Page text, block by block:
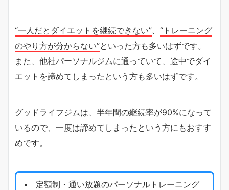
“一人だとダイエットを継続できない”
“トレーニング
のやり方が分からない”といった方も多いはずです。
また、他社パーソナルジムに通っていて、途中でダイ
エットを諦めてしまったという方も多いはずです。
グッドライフジムは、半年間の継続率が90%になって
いるので、一度は諦めてしまったという方にもおすす
めです。
定額制・通い放題のパーソナルトレーニング